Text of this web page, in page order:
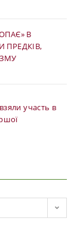
В
ПРЕДКІВ,
участь в